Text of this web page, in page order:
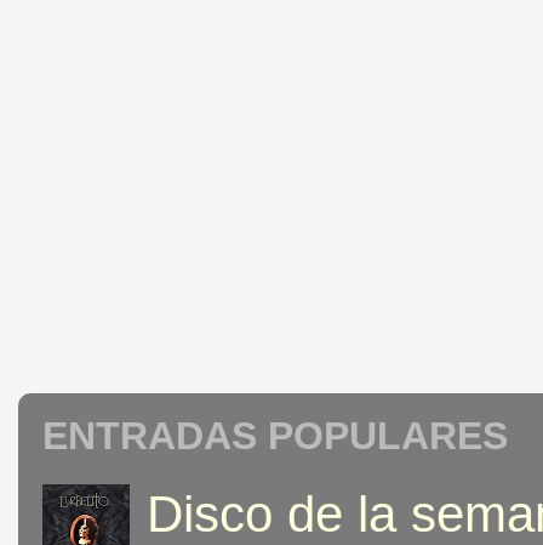
ENTRADAS POPULARES
Disco de la